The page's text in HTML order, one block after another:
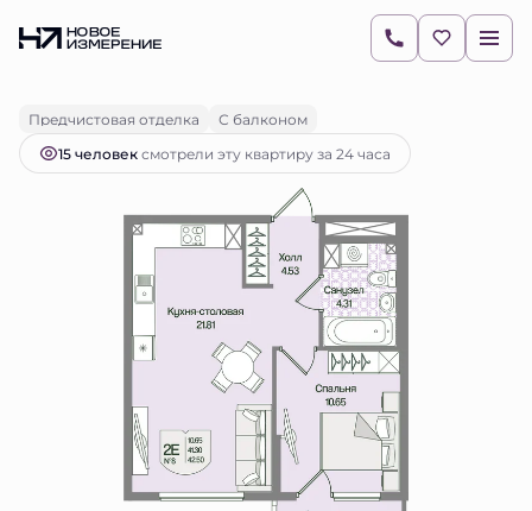
1-комнатная 11 109 108 руб.
Ипотекаот 15 663 руб.
Предчистовая отделка
С балконом
15 человексмотрели эту квартиру за 24 часа